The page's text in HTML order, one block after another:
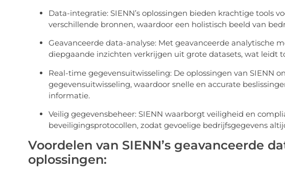
Data-integratie: SIENN’s oplossingen bieden krachtige tools
verschillende bronnen, waardoor een holistisch beeld van
Geavanceerde data-analyse: Met geavanceerde analytische
diepgaande inzichten verkrijgen uit grote datasets, wat leidt
Real-time gegevensuitwisseling: De oplossingen van SIENN
gegevensuitwisseling, waardoor snelle en accurate
informatie.
Veilig gegevensbeheer: SIENN waarborgt veiligheid en
beveiligingsprotocollen, zodat gevoelige bedrijfsgegevens
Voordelen van SIENN’s geavanceerde
oplossingen: